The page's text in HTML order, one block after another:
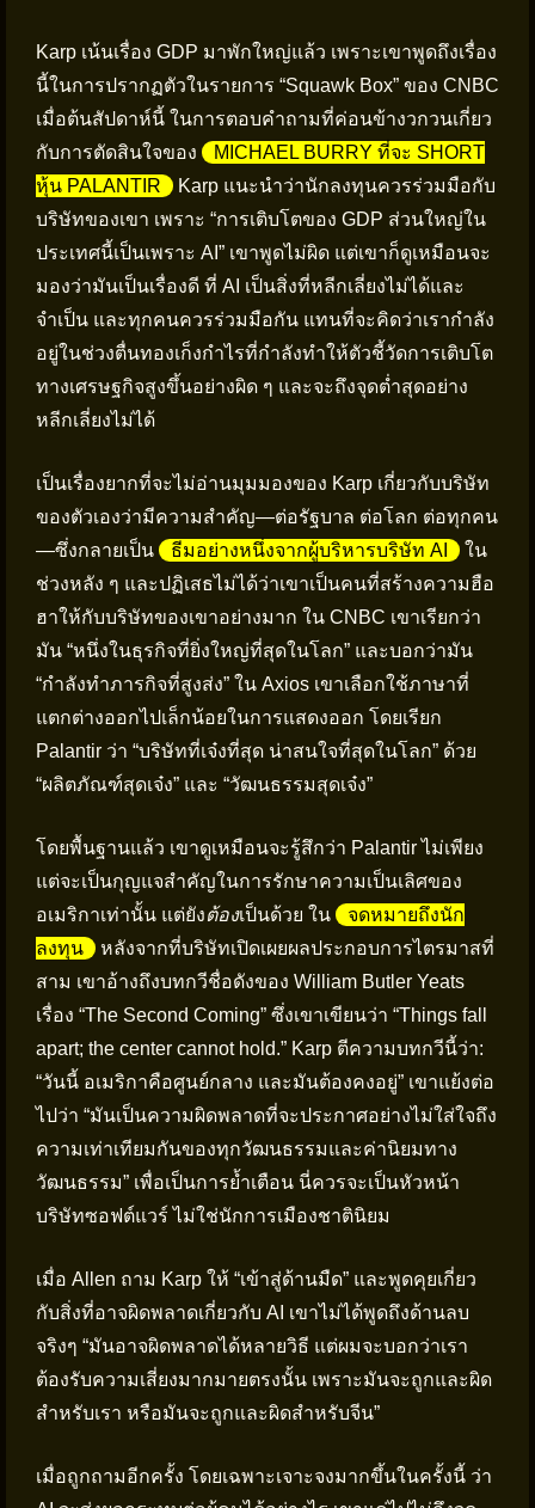
Karp เน้นเรื่อง GDP มาพักใหญ่แล้ว เพราะเขาพูดถึงเรื่อง
นี้ในการปรากฏตัวในรายการ “Squawk Box” ของ CNBC
เมื่อต้นสัปดาห์นี้ ในการตอบคำถามที่ค่อนข้างวกวนเกี่ยว
กับการตัดสินใจของ
MICHAEL BURRY ที่จะ SHORT
หุ้น PALANTIR
Karp แนะนำว่านักลงทุนควรร่วมมือกับ
บริษัทของเขา เพราะ “การเติบโตของ GDP ส่วนใหญ่ใน
ประเทศนี้เป็นเพราะ AI” เขาพูดไม่ผิด แต่เขาก็ดูเหมือนจะ
มองว่ามันเป็นเรื่องดี ที่ AI เป็นสิ่งที่หลีกเลี่ยงไม่ได้และ
จำเป็น และทุกคนควรร่วมมือกัน แทนที่จะคิดว่าเรากำลัง
อยู่ในช่วงตื่นทองเก็งกำไรที่กำลังทำให้ตัวชี้วัดการเติบโต
ทางเศรษฐกิจสูงขึ้นอย่างผิด ๆ และจะถึงจุดต่ำสุดอย่าง
หลีกเลี่ยงไม่ได้
เป็นเรื่องยากที่จะไม่อ่านมุมมองของ Karp เกี่ยวกับบริษัท
ของตัวเองว่ามีความสำคัญ—ต่อรัฐบาล ต่อโลก ต่อทุกคน
—ซึ่งกลายเป็น
ธีมอย่างหนึ่งจากผู้บริหารบริษัท AI
ใน
ช่วงหลัง ๆ และปฏิเสธไม่ได้ว่าเขาเป็นคนที่สร้างความฮือ
ฮาให้กับบริษัทของเขาอย่างมาก ใน CNBC เขาเรียกว่า
มัน “หนึ่งในธุรกิจที่ยิ่งใหญ่ที่สุดในโลก” และบอกว่ามัน
“กำลังทำภารกิจที่สูงส่ง” ใน Axios เขาเลือกใช้ภาษาที่
แตกต่างออกไปเล็กน้อยในการแสดงออก โดยเรียก
Palantir ว่า “บริษัทที่เจ๋งที่สุด น่าสนใจที่สุดในโลก” ด้วย
“ผลิตภัณฑ์สุดเจ๋ง” และ “วัฒนธรรมสุดเจ๋ง”
โดยพื้นฐานแล้ว เขาดูเหมือนจะรู้สึกว่า Palantir ไม่เพียง
แต่จะเป็นกุญแจสำคัญในการรักษาความเป็นเลิศของ
อเมริกาเท่านั้น แต่ยังต้องเป็นด้วย ใน
จดหมายถึงนัก
ลงทุน
หลังจากที่บริษัทเปิดเผยผลประกอบการไตรมาสที่
สาม เขาอ้างถึงบทกวีชื่อดังของ William Butler Yeats
เรื่อง “The Second Coming” ซึ่งเขาเขียนว่า “Things fall
apart; the center cannot hold.” Karp ตีความบทกวีนี้ว่า:
“วันนี้ อเมริกาคือศูนย์กลาง และมันต้องคงอยู่” เขาแย้งต่อ
ไปว่า “มันเป็นความผิดพลาดที่จะประกาศอย่างไม่ใส่ใจถึง
ความเท่าเทียมกันของทุกวัฒนธรรมและค่านิยมทาง
วัฒนธรรม” เพื่อเป็นการย้ำเตือน นี่ควรจะเป็นหัวหน้า
บริษัทซอฟต์แวร์ ไม่ใช่นักการเมืองชาตินิยม
เมื่อ Allen ถาม Karp ให้ “เข้าสู่ด้านมืด” และพูดคุยเกี่ยว
กับสิ่งที่อาจผิดพลาดเกี่ยวกับ AI เขาไม่ได้พูดถึงด้านลบ
จริงๆ “มันอาจผิดพลาดได้หลายวิธี แต่ผมจะบอกว่าเรา
ต้องรับความเสี่ยงมากมายตรงนั้น เพราะมันจะถูกและผิด
สำหรับเรา หรือมันจะถูกและผิดสำหรับจีน”
เมื่อถูกถามอีกครั้ง โดยเฉพาะเจาะจงมากขึ้นในครั้งนี้ ว่า